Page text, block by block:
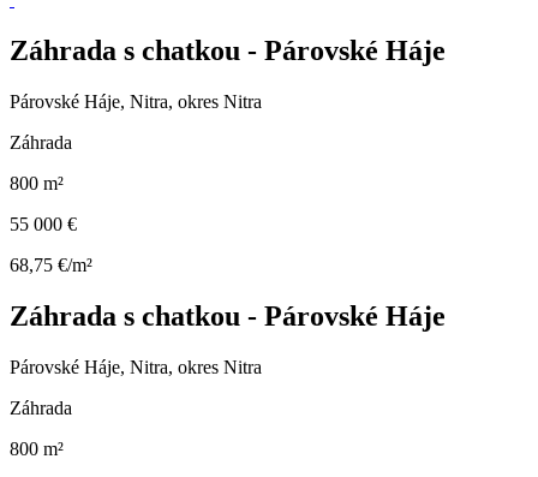
Záhrada s chatkou - Párovské Háje
Párovské Háje, Nitra, okres Nitra
Záhrada
800 m²
55 000 €
68,75 €/m²
Záhrada s chatkou - Párovské Háje
Párovské Háje, Nitra, okres Nitra
Záhrada
800 m²